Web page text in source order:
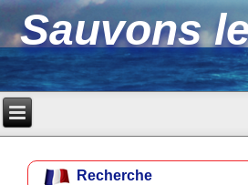
Sauvons
Recherche